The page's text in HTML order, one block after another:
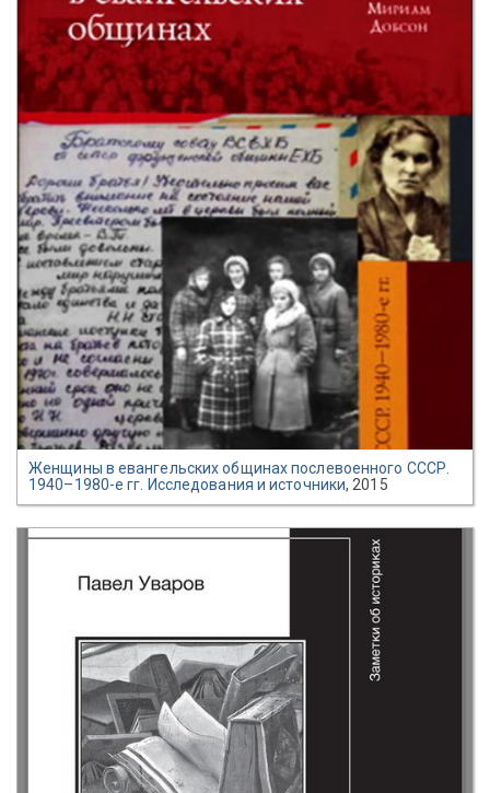
Женщины в евангельских общинах послевоенного СССР.
1940–1980-е гг. Исследования и источники, 2015